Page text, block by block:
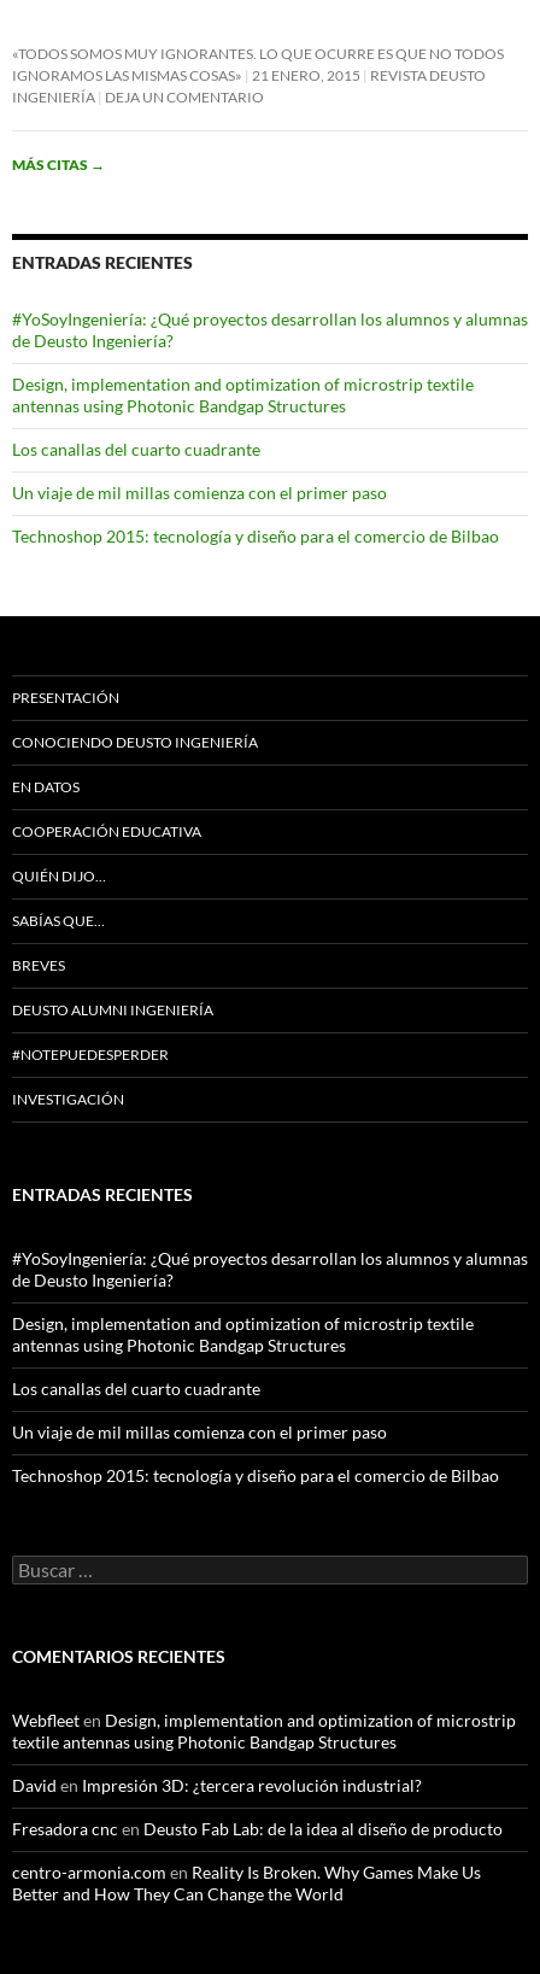
«TODOS SOMOS MUY IGNORANTES. LO QUE OCURRE ES QUE NO TODOS
IGNORAMOS LAS MISMAS COSAS» 21 ENERO, 2015
REVISTA DEUSTO
INGENIERÍA DEJA UN COMENTARIO
MÁS CITAS →
ENTRADAS RECIENTES
#YoSoyIngeniería: ¿Qué proyectos desarrollan los alumnos y alumnas
de Deusto Ingeniería?
Design, implementation and optimization of microstrip textile
antennas using Photonic Bandgap Structures
Los canallas del cuarto cuadrante
Un viaje de mil millas comienza con el primer paso
Technoshop 2015: tecnología y diseño para el comercio de Bilbao
PRESENTACIÓN
CONOCIENDO DEUSTO INGENIERÍA
EN DATOS
COOPERACIÓN EDUCATIVA
QUIÉN DIJO…
SABÍAS QUE…
BREVES
DEUSTO ALUMNI INGENIERÍA
#NOTEPUEDESPERDER
INVESTIGACIÓN
ENTRADAS RECIENTES
#YoSoyIngeniería: ¿Qué proyectos desarrollan los alumnos y alumnas
de Deusto Ingeniería?
Design, implementation and optimization of microstrip textile
antennas using Photonic Bandgap Structures
Los canallas del cuarto cuadrante
Un viaje de mil millas comienza con el primer paso
Technoshop 2015: tecnología y diseño para el comercio de Bilbao
Buscar:
COMENTARIOS RECIENTES
Webfleeten Design, implementation and optimization of microstrip
textile antennas using Photonic Bandgap Structures
David en Impresión 3D: ¿tercera revolución industrial?
Fresadora cnc en Deusto Fab Lab: de la idea al diseño de producto
centro-armonia.com en Reality Is Broken. Why Games Make Us
Better and How They Can Change the World